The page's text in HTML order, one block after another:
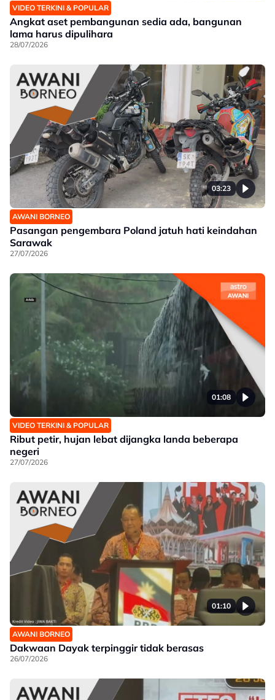
VIDEO TERKINI & POPULAR
Angkat aset pembangunan sedia ada, bangunan
lama harus dipulihara
28/07/2026
03:23
AWANI BORNEO
Pasangan pengembara Poland jatuh hati keindahan
Sarawak
27/07/2026
01:08
VIDEO TERKINI & POPULAR
Ribut petir, hujan lebat dijangka landa beberapa
negeri
27/07/2026
01:10
AWANI BORNEO
Dakwaan Dayak terpinggir tidak berasas
26/07/2026